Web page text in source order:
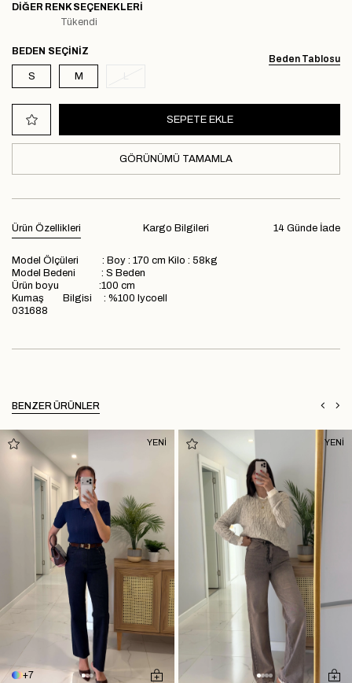
DIĞER RENK SEÇENEKLERI
Tükendi
Beden Tablosu
BEDEN
S M
GÖRÜNÜMÜ TAMAMLA
Ürün Özellikleri 14 Günde İade
Kargo Bilgileri
Model Ölçüleri : Boy : 170 cm Kilo : 58kg
Model Bedeni : S Beden
Ürün boyu :100 cm
Kumaş Bilgisi : %100 lycoell
031688
BENZER ÜRÜNLER
7
YENİ YENİ